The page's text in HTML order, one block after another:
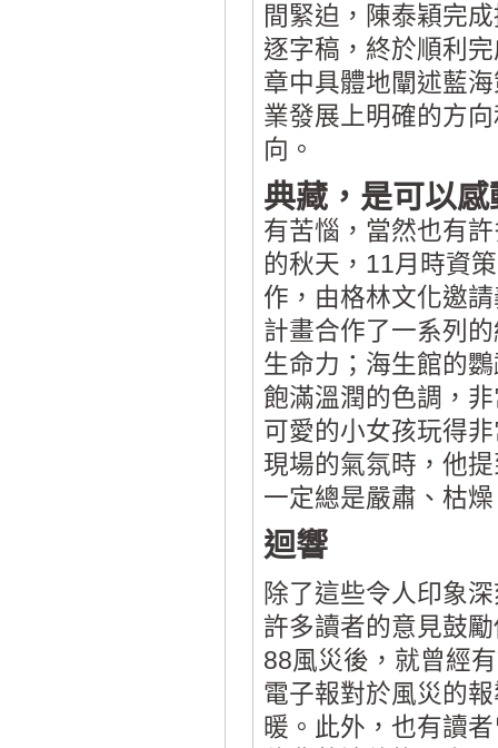
間緊迫，陳泰穎完
逐字稿，終於順利
章中具體地闡述藍
業發展上明確的方
向。
典藏，是可以感
有苦惱，當然也有
的秋天，11月時資
作，由格林文化邀
計畫合作了一系列
生命力；海生館的
飽滿溫潤的色調，
可愛的小女孩玩得
現場的氣氛時，他
一定總是嚴肅、枯
迴響
除了這些令人印象
許多讀者的意見鼓
88風災後，就曾經
電子報對於風災的
暖。此外，也有讀